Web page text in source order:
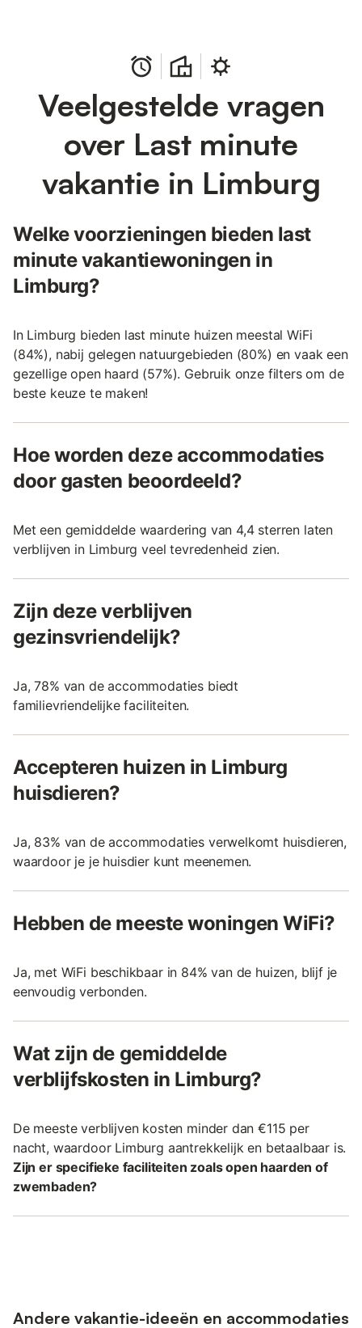
Veelgestelde vragen
over Last minute
vakantie in Limburg
Welke voorzieningen bieden last
minute vakantiewoningen in
Limburg?
In Limburg bieden last minute huizen meestal WiFi
(84%), nabij gelegen natuurgebieden (80%) en vaak een
gezellige open haard (57%). Gebruik onze filters om de
beste keuze te maken!
Hoe worden deze accommodaties
door gasten beoordeeld?
Met een gemiddelde waardering van 4,4 sterren laten
verblijven in Limburg veel tevredenheid zien.
Zijn deze verblijven
gezinsvriendelijk?
Ja, 78% van de accommodaties biedt
familievriendelijke faciliteiten.
Accepteren huizen in Limburg
huisdieren?
Ja, 83% van de accommodaties verwelkomt huisdieren,
waardoor je je huisdier kunt meenemen.
Hebben de meeste woningen WiFi?
Ja, met WiFi beschikbaar in 84% van de huizen, blijf je
eenvoudig verbonden.
Wat zijn de gemiddelde
verblijfskosten in Limburg?
De meeste verblijven kosten minder dan €115 per
nacht, waardoor Limburg aantrekkelijk en betaalbaar is.
Zijn er specifieke faciliteiten zoals open haarden of
zwembaden?
Andere vakantie-ideeën en accommodaties